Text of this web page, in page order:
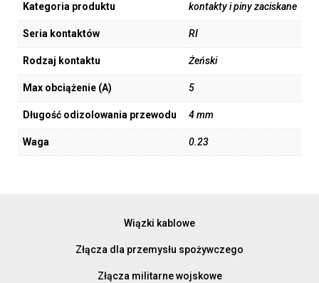
Kategoria produktu kontakty i piny zaciskane
Seria kontaktów RI
Rodzaj kontaktu Żeński
Max obciążenie (A) 5
Długość odizolowania przewodu 4 mm
Waga 0.23
Wiązki kablowe
Złącza dla przemysłu spożywczego
Złącza militarne wojskowe